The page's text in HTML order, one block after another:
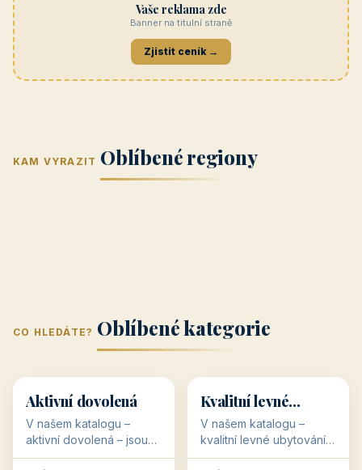
Vaše reklama zde
Banner na titulní straně
Zjistit ceník →
KAM VYRAZIT Oblíbené regiony
(Jihomoravský
kraj)
kraj)
Zlínský kraj Žilinský
Karlovarský
Střední Čechy
(Středočeský
CO HLEDÁTE? Oblíbené kategorie
🥾 36 objektů
Aktivní dovolená
V našem katalogu –
aktivní dovolená – jsou
pro Vás připraveny
💰
💰
34 objektů
Kvalitní levné
ubytování
V našem katalogu –
kvalitní levné ubytování –
jsou pro Vás připraveny